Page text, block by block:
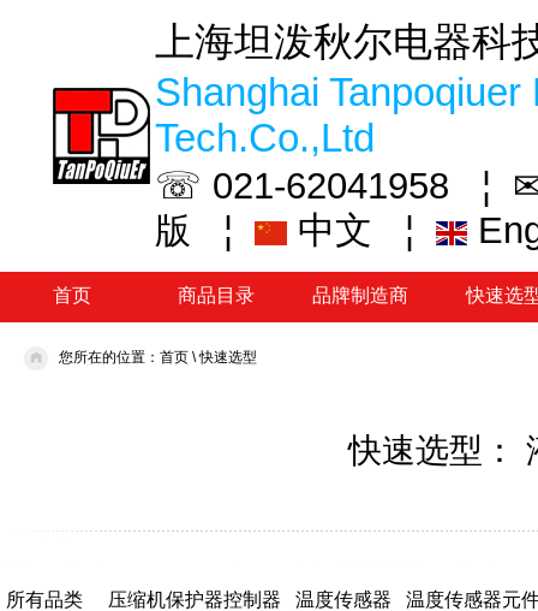
上海坦泼秋尔电器科
Shanghai
Tech.Co.,Ltd
☏ 021-62041958 ¦
版
¦ 中文 ¦
首页 商品目录 品牌制造商 快速选
您所在的位置： 首页 \快速选型
快速选型：
所有品类 压缩机保护器控制器 温度传感器
温度传感器元